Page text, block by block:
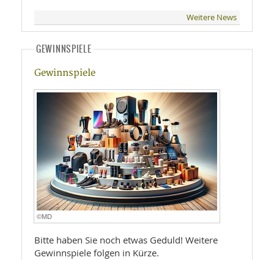
Weitere News
GEWINNSPIELE
Gewinnspiele
©MD
Bitte haben Sie noch etwas Geduld! Weitere
Gewinnspiele folgen in Kürze.